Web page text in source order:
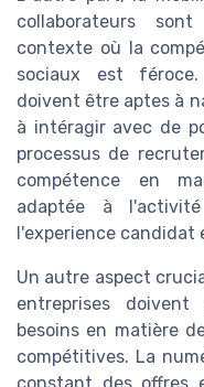
collaborateurs
contexte où la
sociaux est féroce.
doivent être aptes à
à intéragir avec de
processus de
compétence en
adaptée à
l'experience candidat
Un autre aspect
entreprises doivent
besoins en matière
compétitives. La